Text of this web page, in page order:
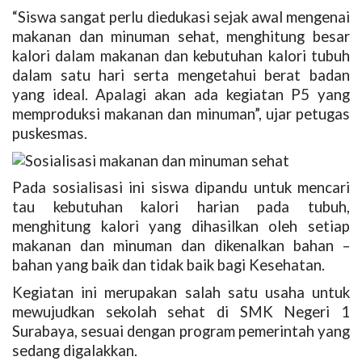
“Siswa sangat perlu diedukasi sejak awal mengenai
makanan dan minuman sehat, menghitung besar
kalori dalam makanan dan kebutuhan kalori tubuh
dalam satu hari serta mengetahui berat badan
yang ideal. Apalagi akan ada kegiatan P5 yang
memproduksi makanan dan minuman”, ujar petugas
puskesmas.
Pada sosialisasi ini siswa dipandu untuk mencari
tau kebutuhan kalori harian pada tubuh,
menghitung kalori yang dihasilkan oleh setiap
makanan dan minuman dan dikenalkan bahan –
bahan yang baik dan tidak baik bagi Kesehatan.
Kegiatan ini merupakan salah satu usaha untuk
mewujudkan sekolah sehat di SMK Negeri 1
Surabaya, sesuai dengan program pemerintah yang
sedang digalakkan.